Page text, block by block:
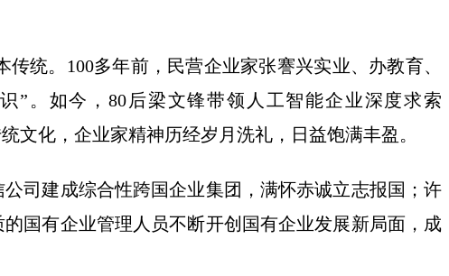
。100多年前，民营企业家张謇兴实业、办教育、
”。如今，80后梁文锋带领人工智能企业深度求索
文化，企业家精神历经岁月洗礼，日益饱满丰盈。
司建成综合性跨国企业集团，满怀赤诚立志报国；许
国有企业管理人员不断开创国有企业发展新局面，成